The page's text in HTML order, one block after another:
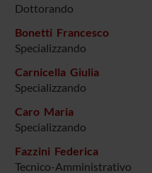
Dottorando
Bonetti Francesco
Specializzando
Carnicella Giulia
Specializzando
Caro Maria
Specializzando
Fazzini Federica
Tecnico-Amministrativo